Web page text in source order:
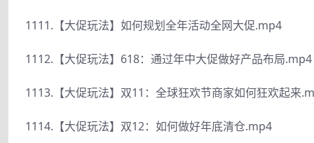
1111.【大促玩法】如何规划全年活动全网大促.mp4
1112.【大促玩法】618：通过年中大促做好产品布局.mp4
1113.【大促玩法】双11：全球狂欢节商家如何狂欢起来
1114.【大促玩法】双12：如何做好年底清仓.mp4